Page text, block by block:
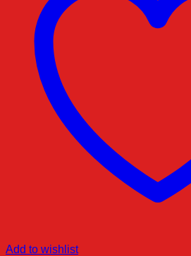
Add to wishlist